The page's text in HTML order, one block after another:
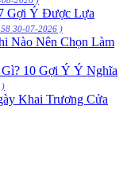
Gợi Ý Được Lựa
30-07-2026 )
Nào Nên Chọn Làm
10 Gợi Ý Ý Nghĩa
)
Khai Trương Cửa